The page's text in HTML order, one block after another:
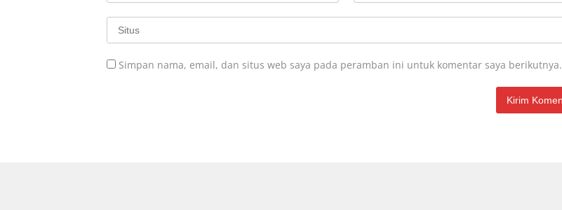
Simpan nama, email, dan situs web saya pada peramban ini untuk komentar saya berikutnya.